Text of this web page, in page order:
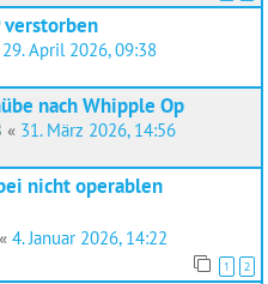
verstorben
29. April 2026, 09:38
nach Whipple Op
« 31. März 2026, 14:56
nicht operablen
« 4. Januar 2026, 14:22
1 2